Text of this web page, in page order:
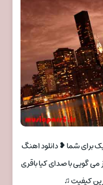
برای شما ❥ دانلود اهنگ
گویی با صدای کیا باقری
کیفیت ♫